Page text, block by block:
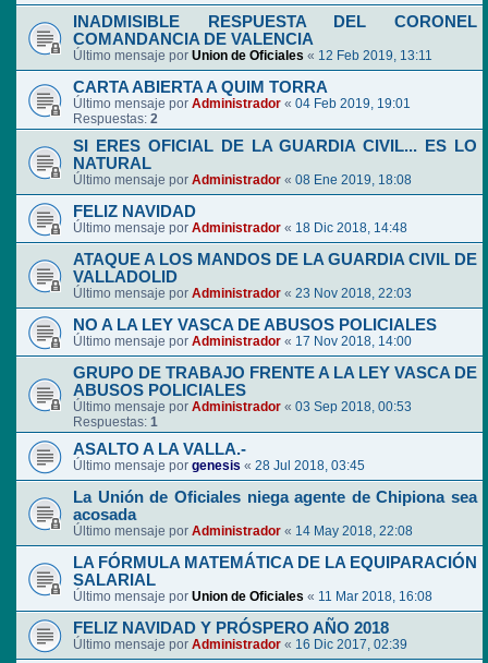
INADMISIBLE RESPUESTA DEL CORONEL
COMANDANCIA DE VALENCIA
Último mensaje por Union de Oficiales « 12 Feb 2019, 13:11
CARTA ABIERTA A QUIM TORRA
Último mensaje por Administrador « 04 Feb 2019, 19:01
Respuestas: 2
SI ERES OFICIAL DE LA GUARDIA CIVIL... ES LO
NATURAL
Último mensaje por Administrador « 08 Ene 2019, 18:08
FELIZ NAVIDAD
Último mensaje por Administrador « 18 Dic 2018, 14:48
ATAQUE A LOS MANDOS DE LA GUARDIA CIVIL DE
VALLADOLID
Último mensaje por Administrador « 23 Nov 2018, 22:03
NO A LA LEY VASCA DE ABUSOS POLICIALES
Último mensaje por Administrador « 17 Nov 2018, 14:00
GRUPO DE TRABAJO FRENTE A LA LEY VASCA DE
ABUSOS POLICIALES
Último mensaje por Administrador « 03 Sep 2018, 00:53
Respuestas: 1
ASALTO A LA VALLA.-
Último mensaje por genesis « 28 Jul 2018, 03:45
La Unión de Oficiales niega agente de Chipiona sea
acosada
Último mensaje por Administrador « 14 May 2018, 22:08
LA FÓRMULA MATEMÁTICA DE LA EQUIPARACIÓN
SALARIAL
Último mensaje por Union de Oficiales « 11 Mar 2018, 16:08
FELIZ NAVIDAD Y PRÓSPERO AÑO 2018
Último mensaje por Administrador « 16 Dic 2017, 02:39